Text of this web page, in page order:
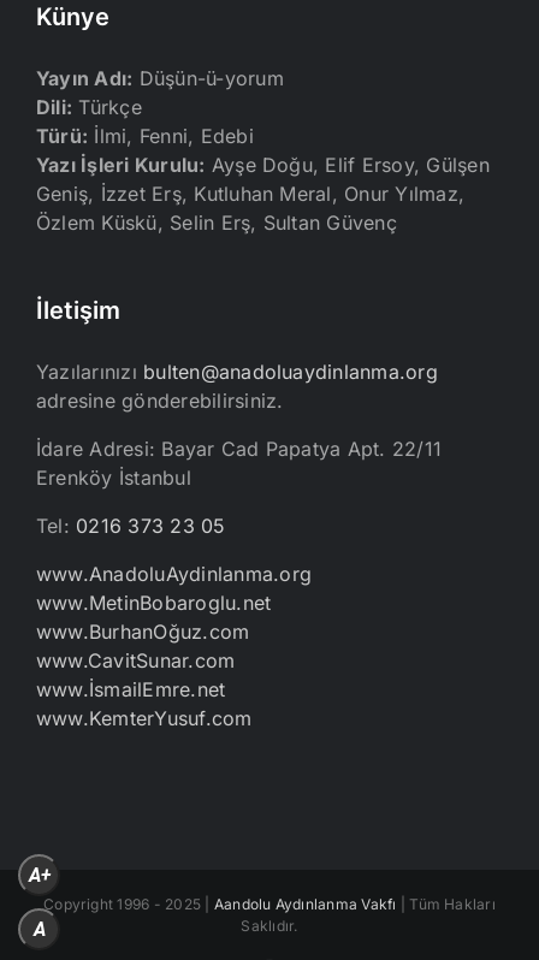
Künye
Yayın Adı: Düşün-ü-yorum
Dili: Türkçe
Türü: İlmi, Fenni, Edebi
Yazı İşleri Kurulu: Ayşe Doğu, Elif Ersoy, Gülşen
Geniş, İzzet Erş, Kutluhan Meral, Onur Yılmaz,
Özlem Küskü, Selin Erş, Sultan Güvenç
İletişim
Yazılarınızı bulten@anadoluaydinlanma.org
adresine gönderebilirsiniz.
İdare Adresi: Bayar Cad Papatya Apt. 22/11
Erenköy İstanbul
Tel: 0216 373 23 05
www.AnadoluAydinlanma.org
www.MetinBobaroglu.net
www.BurhanOğuz.com
www.CavitSunar.com
www.İsmailEmre.net
www.KemterYusuf.com
Copyright 1996 - 2025 | Aandolu Aydınlanma Vakfı
| Tüm Hakları
Saklıdır.
A+
A